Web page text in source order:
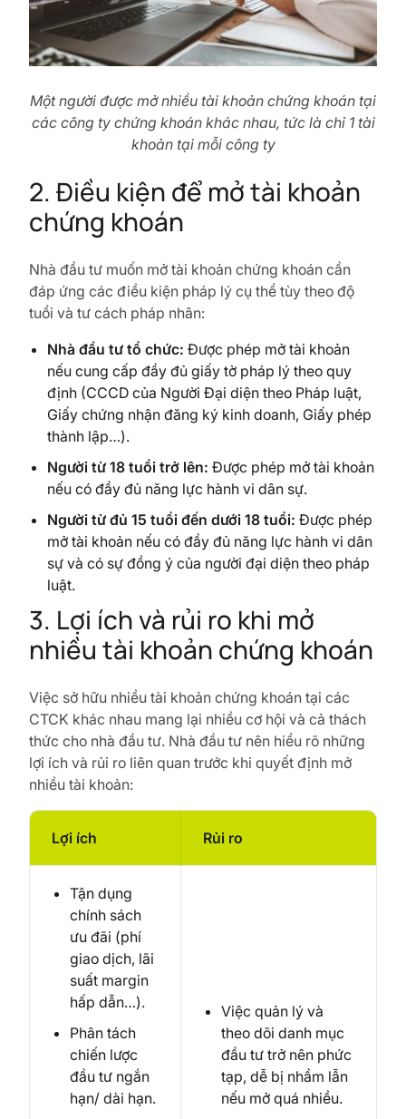
Một người được mở nhiều tài khoản chứng khoán tại
các công ty chứng khoán khác nhau, tức là chỉ 1 tài
khoản tại mỗi công ty
2. Điều kiện để mở tài khoản
chứng khoán
Nhà đầu tư muốn mở tài khoản chứng khoán cần
đáp ứng các điều kiện pháp lý cụ thể tùy theo độ
tuổi và tư cách pháp nhân:
Nhà đầu tư tổ chức: Được phép mở tài khoản
nếu cung cấp đầy đủ giấy tờ pháp lý theo quy
định (CCCD của Người Đại diện theo Pháp luật,
Giấy chứng nhận đăng ký kinh doanh, Giấy phép
thành lập…).
Người từ 18 tuổi trở lên: Được phép mở tài khoản
nếu có đầy đủ năng lực hành vi dân sự.
Người từ đủ 15 tuổi đến dưới 18 tuổi: Được phép
mở tài khoản nếu có đầy đủ năng lực hành vi dân
sự và có sự đồng ý của người đại diện theo pháp
luật.
3. Lợi ích và rủi ro khi mở
nhiều tài khoản chứng khoán
Việc sở hữu nhiều tài khoản chứng khoán tại các
CTCK khác nhau mang lại nhiều cơ hội và cả thách
thức cho nhà đầu tư. Nhà đầu tư nên hiểu rõ những
lợi ích và rủi ro liên quan trước khi quyết định mở
nhiều tài khoản:
Lợi ích Rủi ro
Tận dụng
chính sách
ưu đãi (phí
giao dịch, lãi
suất margin
hấp dẫn…).
Phân tách
chiến lược
đầu tư ngắn
hạn/ dài hạn.
Việc quản lý và
theo dõi danh mục
đầu tư trở nên phức
tạp, dễ bị nhầm lẫn
nếu mở quá nhiều.